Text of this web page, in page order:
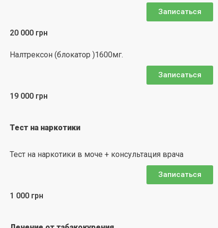
Записаться
20 000 грн
Налтрексон (блокатор )1600мг.
Записаться
19 000 грн
Тест на наркотики
Тест на наркотики в моче + консультация врача
Записаться
1 000 грн